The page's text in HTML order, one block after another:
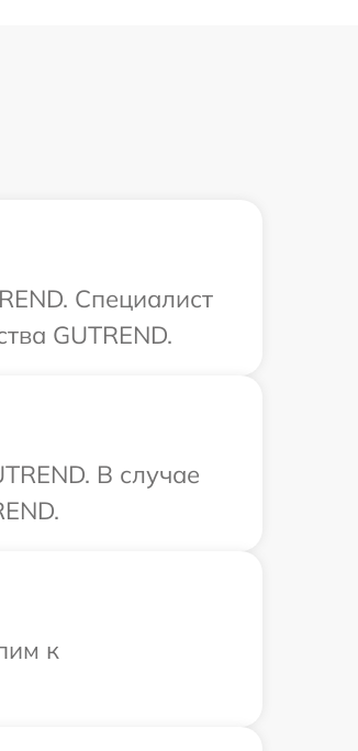
Специалист
GUTREND.
В случае
к